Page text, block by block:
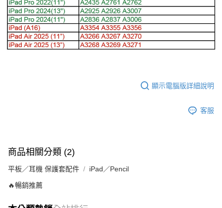
顯示電腦版詳細說明
客服
商品相關分類 (2)
平板／耳機 保護套配件 iPad／Pencil
🔥暢銷推薦